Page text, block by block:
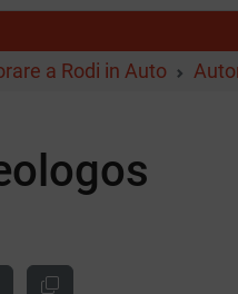
a Rodi in Auto